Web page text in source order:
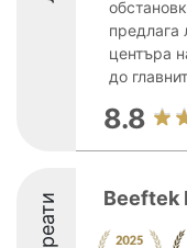
предлага
центъра
до
8.8
Beeftek